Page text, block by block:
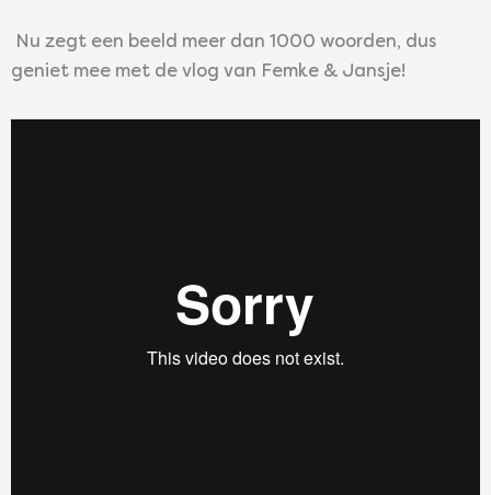
Nu zegt een beeld meer dan 1000 woorden, dus
geniet mee met de vlog van Femke & Jansje!